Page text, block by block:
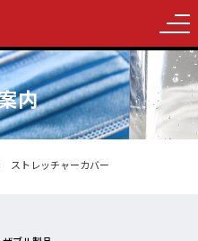
内
ストレッチャーカバー